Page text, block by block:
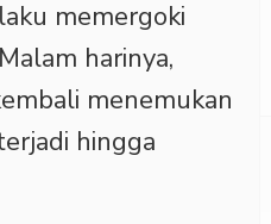
memergoki
harinya,
menemukan
hingga